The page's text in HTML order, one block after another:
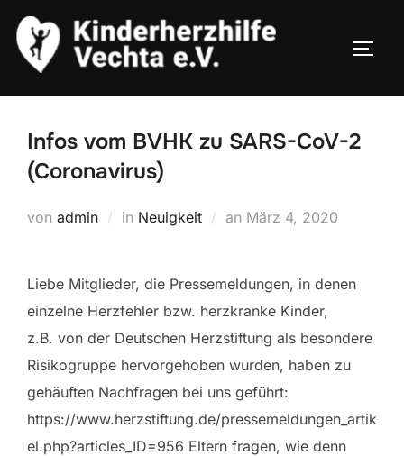
Zum
Inhalt
springen
Infos vom BVHK zu SARS-CoV-2
(Coronavirus)
von admin in Neuigkeit an Veröffentlicht
März 4, 2020
Liebe Mitglieder, die Pressemeldungen, in denen
einzelne Herzfehler bzw. herzkranke Kinder,
z.B. von der Deutschen Herzstiftung als besondere
Risikogruppe hervorgehoben wurden, haben zu
gehäuften Nachfragen bei uns geführt:
https://www.herzstiftung.de/pressemeldungen_artik
el.php?articles_ID=956 Eltern fragen, wie denn